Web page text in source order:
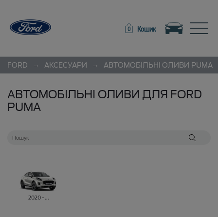
0 Кошик Toggle navigation
FORD → АКСЕСУАРИ → АВТОМОБІЛЬНІ ОЛИВИ PUMA
АВТОМОБІЛЬНІ ОЛИВИ ДЛЯ FORD
PUMA
2020 - ...